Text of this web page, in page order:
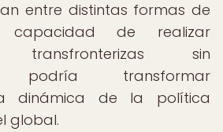
entre distintas formas de
de realizar
transfronterizas sin
podría transformar
dinámica de la política
global.